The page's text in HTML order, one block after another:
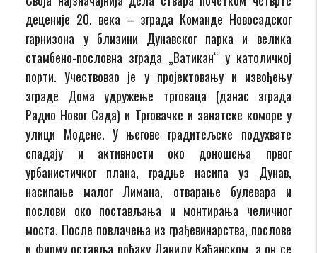
деценије 20. века – зграда Команде Новосадског
гарнизона у близини Дунавског парка и велика
стамбено-пословна зграда „Ватикан“ у католичкој
порти. Учествовао је у пројектовању и извођењу
зграде Дома удружење трговаца (данас зграда
Радио Новог Сада) и Трговачке и занатске коморе у
улици Модене. У његове градитељске подухвате
спадају и активности око доношења првог
урбанистичког плана, градње насипа уз Дунав,
насипање малог Лимана, отварање булевара и
послови око постављања и монтирања челичног
моста. После повлачења из грађевинарства, послове
и фирму оставља рођаку Данилу Каћанском, а он се